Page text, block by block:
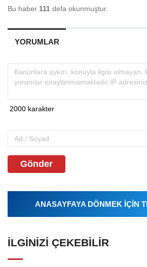
Bu haber 111 defa okunmuştur.
YORUMLAR
Gönder
ANASAYFAYA DÖNMEK İÇİN
İLGINIZI ÇEKEBILIR